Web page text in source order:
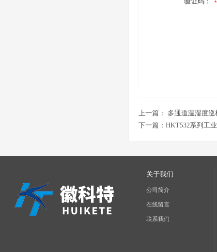
上一篇： 多通道温湿度巡
下一篇： HKT532系列工
关于我们
公司简介
在线留言
联系我们